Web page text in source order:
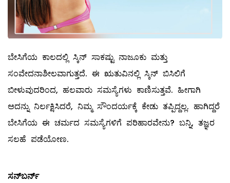
ಬೇಸಿಗೆಯ ಕಾಲದಲ್ಲಿ ಸ್ಕಿನ್‌ ಸಾಕಷ್ಟು ನಾಜೂಕು ಮತ್ತು
ಸಂವೇದನಾಶೀಲವಾಗುತ್ತದೆ. ಈ ಋತುವಿನಲ್ಲಿ ಸ್ಕಿನ್‌ ಬಿಸಿಲಿಗೆ
ಬೀಳುವುದರಿಂದ, ಹಲವಾರು ಸಮಸ್ಯೆಗಳು ಕಾಣಿಸುತ್ತವೆ. ಹೀಗಾಗಿ
ಅದನ್ನು ನಿರ್ಲಕ್ಷಿಸಿದರೆ, ನಿಮ್ಮ ಸೌಂದರ್ಯಕ್ಕೆ ಕೇಡು ತಪ್ಪಿದ್ದಲ್ಲ. ಹಾಗಿದ್ದರೆ
ಬೇಸಿಗೆಯ ಈ ಚರ್ಮದ ಸಮಸ್ಯೆಗಳಿಗೆ ಪರಿಹಾರವೇನು? ಬನ್ನಿ, ತಜ್ಞರ
ಸಲಹೆ ಪಡೆಯೋಣ.
ಸನ್‌ಬರ್ನ್‌